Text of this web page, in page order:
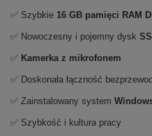
✅ Szybkie 16 GB pamięci RAM
✅ Nowoczesny i pojemny dysk
✅ Kamerka z mikrofonem
✅ Doskonała łączność
✅ Zainstalowany system
✅ Szybkość i kultura pracy